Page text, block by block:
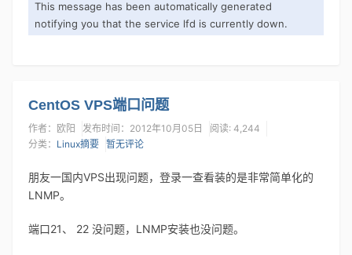
This message has been automatically generated
notifying you that the service lfd is currently down.
CentOS VPS端口问题
作者：欧阳 发布时间：2012年10月05日
阅读: 4,244
分类： Linux摘要 暂无评论
朋友一国内VPS出现问题，登录一查看装的是非常简单化的
LNMP。
端口21、 22 没问题，LNMP安装也没问题。